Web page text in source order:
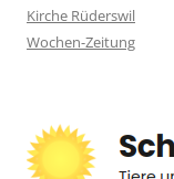
Kirche Rüderswil
Wochen-Zeitung